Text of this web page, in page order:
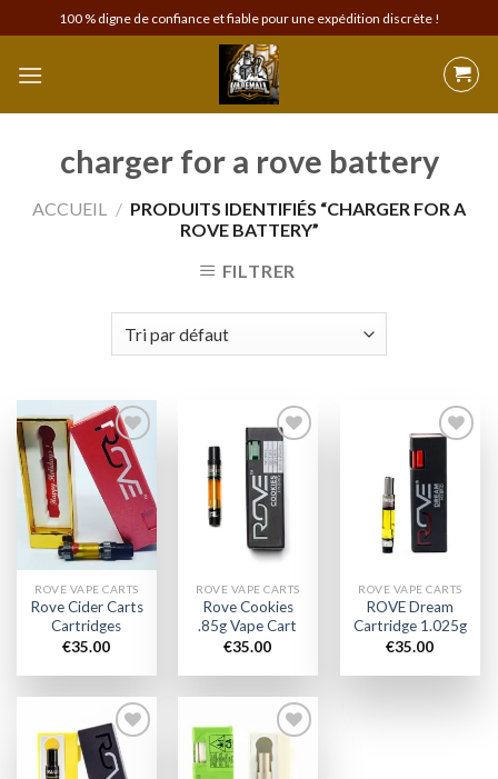
to
content
100 % digne de confiance et fiable pour une expédition discrète !
charger for a rove battery
ACCUEIL / PRODUITS IDENTIFIÉS “CHARGER FOR A
ROVE BATTERY”
FILTRER
Add to
wishlist
ROVE VAPE CARTS
Rove Cider Carts
Cartridges
€35.00
Add to
wishlist
ROVE VAPE CARTS
Rove Cookies
.85g Vape Cart
€35.00
Add to
wishlist
ROVE VAPE CARTS
ROVE Dream
Cartridge 1.025g
€35.00